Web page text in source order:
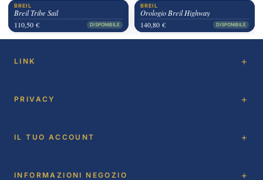
BREIL
Breil Tribe Sail
110,50 €
DISPONIBILE
BREIL
Orologio Breil Highway
140,80 €
DISPONIBILE
LINK
PRIVACY
IL TUO ACCOUNT
INFORMAZIONI NEGOZIO